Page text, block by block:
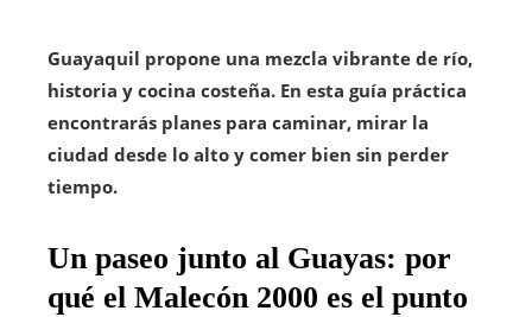
Guayaquil propone una mezcla vibrante de río,
historia y cocina costeña. En esta guía práctica
encontrarás planes para caminar, mirar la
ciudad desde lo alto y comer bien sin perder
tiempo.
Un paseo junto al Guayas: por
qué el Malecón 2000 es el punto